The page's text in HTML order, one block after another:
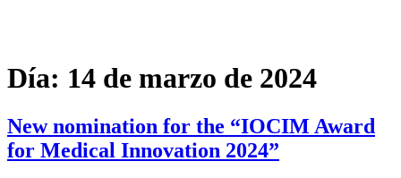
Día: 14 de marzo de 2024
New nomination for the “IOCIM Award
for Medical Innovation 2024”